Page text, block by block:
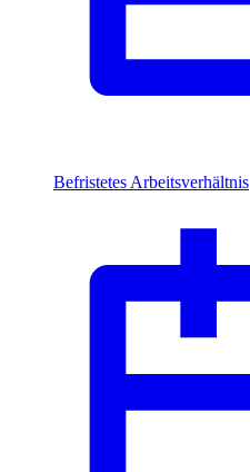
Befristetes Arbeitsverhältnis